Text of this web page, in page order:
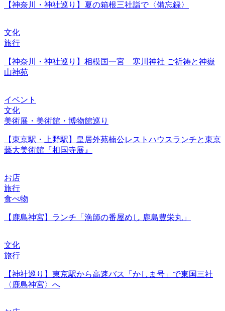
【神奈川・神社巡り】夏の箱根三社詣で〈備忘録〉
文化
旅行
【神奈川・神社巡り】相模国一宮 寒川神社 ご祈祷と神嶽
山神苑
イベント
文化
美術展・美術館・博物館巡り
【東京駅・上野駅】皇居外苑楠公レストハウスランチと東京
藝大美術館『相国寺展』
お店
旅行
食べ物
【鹿島神宮】ランチ「漁師の番屋めし 鹿島豊栄丸」
文化
旅行
【神社巡り】東京駅から高速バス「かしま号」で東国三社
〈鹿島神宮〉へ